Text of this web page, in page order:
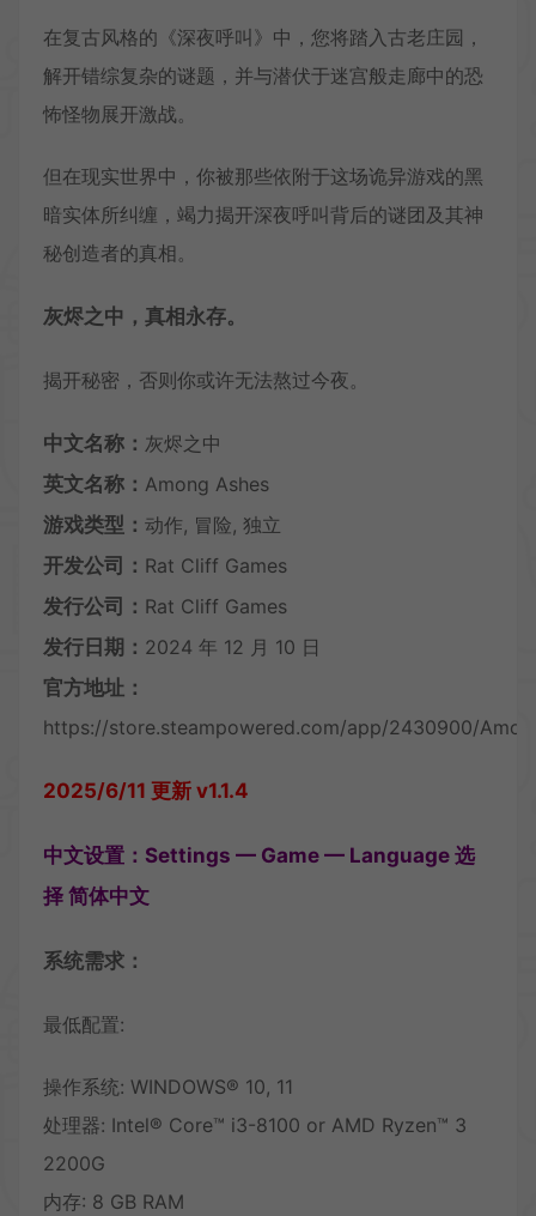
在复古风格的《深夜呼叫》中，您将踏入古老庄园，
解开错综复杂的谜题，并与潜伏于迷宫般走廊中的恐
怖怪物展开激战。
但在现实世界中，你被那些依附于这场诡异游戏的黑
暗实体所纠缠，竭力揭开深夜呼叫背后的谜团及其神
秘创造者的真相。
灰烬之中，真相永存。
揭开秘密，否则你或许无法熬过今夜。
中文名称： 灰烬之中
英文名称： Among Ashes
游戏类型： 动作, 冒险, 独立
开发公司： Rat Cliff Games
发行公司： Rat Cliff Games
发行日期： 2024 年 12 月 10 日
官方地址：
https://store.steampowered.com/app/2430900/
2025/6/11 更新 v1.1.4
中文设置：Settings — Game — Language 选
择 简体中文
系统需求：
最低配置:
操作系统: WINDOWS® 10, 11
处理器: Intel® Core™ i3-8100 or AMD Ryzen™ 3
2200G
内存: 8 GB RAM